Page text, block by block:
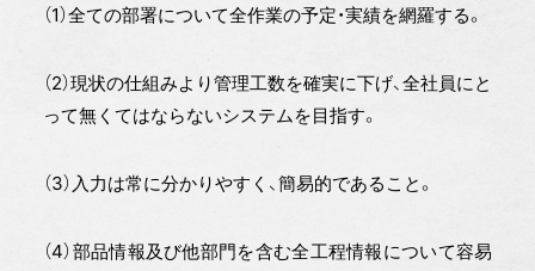
（1）全ての部署について全作業の予定・実績を網羅する。
（2）現状の仕組みより管理工数を確実に下げ、全社員にと
って無くてはならないシステムを目指す。
（3）入力は常に分かりやすく、簡易的であること。
（4）部品情報及び他部門を含む全工程情報について容易